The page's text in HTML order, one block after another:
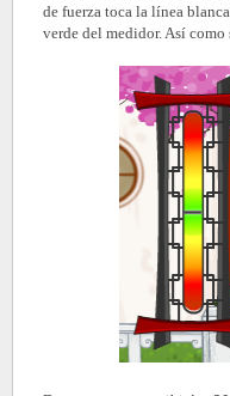
de fuerza toca la línea
verde del medidor. Así como